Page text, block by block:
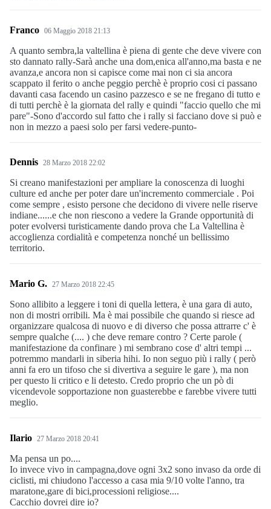
Franco 06 Maggio 2018 21:13
A quanto sembra,la valtellina è piena di gente che deve vivere con
sto dannato rally-Sarà anche una dom,enica all'anno,ma basta e ne
avanza,e ancora non si capisce come mai non ci sia ancora
scappato il ferito o anche peggio perchè è proprio cosi ci passano
davanti casa facendo un casino pazzesco e se ne fregano di tutto e
di tutti perchè è la giornata del rally e quindi "faccio quello che mi
pare"-Sono d'accordo sul fatto che i rally si facciano dove si può e
non in mezzo a paesi solo per farsi vedere-punto-
Dennis 28 Marzo 2018 22:02
Si creano manifestazioni per ampliare la conoscenza di luoghi
culture ed anche per poter dare un'incremento commerciale . Poi
come sempre , esisto persone che decidono di vivere nelle riserve
indiane......e che non riescono a vedere la Grande opportunità di
poter evolversi turisticamente dando prova che La Valtellina è
accoglienza cordialità e competenza nonché un bellissimo
territorio.
Mario G. 27 Marzo 2018 22:45
Sono allibito a leggere i toni di quella lettera, è una gara di auto,
non di mostri orribili. Ma è mai possibile che quando si riesce ad
organizzare qualcosa di nuovo e di diverso che possa attrarre c' è
sempre qualche (.... ) che deve remare contro ? Certe parole (
manifestazione da confinare ) mi sembrano cose d' altri tempi ...
potremmo mandarli in siberia hihi. Io non seguo più i rally ( però
anni fa ero un tifoso che si divertiva a seguire le gare ), ma non
per questo li critico e li detesto. Credo proprio che un pò di
vicendevole sopportazione non guasterebbe e farebbe vivere tutti
meglio.
Ilario 27 Marzo 2018 20:41
Ma pensa un po....
Io invece vivo in campagna,dove ogni 3x2 sono invaso da orde di
ciclisti, mi chiudono l'accesso a casa mia 9/10 volte l'anno, tra
maratone,gare di bici,processioni religiose....
Cacchio dovrei dire io?